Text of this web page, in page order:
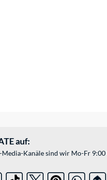
auf:
Media-Kanäle sind wir Mo-Fr